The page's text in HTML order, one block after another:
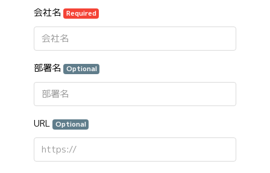
会社名 Required
部署名 Optional
URL Optional